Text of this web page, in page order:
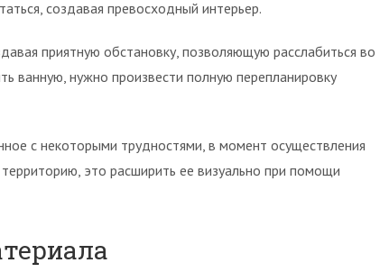
создавая превосходный интерьер.
приятную обстановку, позволяющую расслабиться во
ванную, нужно произвести полную перепланировку
с некоторыми трудностями, в момент осуществления
это расширить ее визуально при помощи